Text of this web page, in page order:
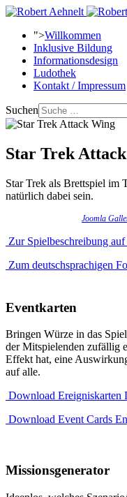
">Willkommen
Inklusive Bildung
Informationsdesign
Ludothek
Kontakt / Impressum
Suchen
Star Trek
Star Trek als Brettspiel im
natürlich dabei sein.
Joomla
Zur Spielbeschreibung
Zum deutschsprachigen
Eventkarten
Bringen Würze in das
der Mitspielenden zufällig
Effekt hat, eine
auf alle.
Download Ereigniskarten
Download Event Cards
Missionsgenerator